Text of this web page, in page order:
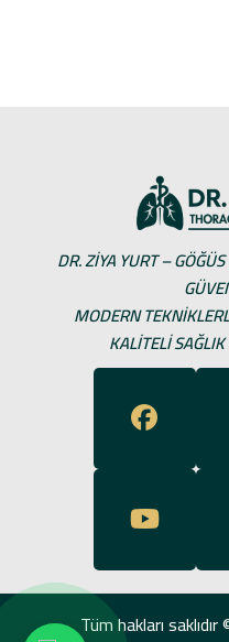
DR. ZIYA YURT –
MODERN
KALITELI
Tüm hakları saklıdır